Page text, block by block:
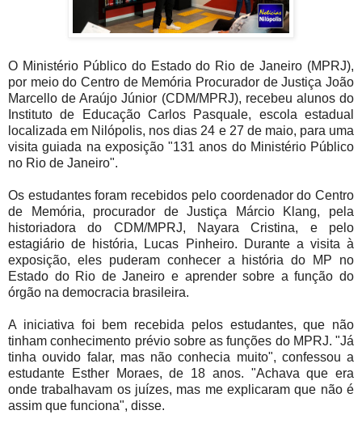
O Ministério Público do Estado do Rio de Janeiro (MPRJ),
por meio do Centro de Memória Procurador de Justiça João
Marcello de Araújo Júnior (CDM/MPRJ), recebeu alunos do
Instituto de Educação Carlos Pasquale, escola estadual
localizada em Nilópolis, nos dias 24 e 27 de maio, para uma
visita guiada na exposição "131 anos do Ministério Público
no Rio de Janeiro".
Os estudantes foram recebidos pelo coordenador do Centro
de Memória, procurador de Justiça Márcio Klang, pela
historiadora do CDM/MPRJ, Nayara Cristina, e pelo
estagiário de história, Lucas Pinheiro. Durante a visita à
exposição, eles puderam conhecer a história do MP no
Estado do Rio de Janeiro e aprender sobre a função do
órgão na democracia brasileira.
A iniciativa foi bem recebida pelos estudantes, que não
tinham conhecimento prévio sobre as funções do MPRJ. "Já
tinha ouvido falar, mas não conhecia muito", confessou a
estudante Esther Moraes, de 18 anos. "Achava que era
onde trabalhavam os juízes, mas me explicaram que não é
assim que funciona", disse.